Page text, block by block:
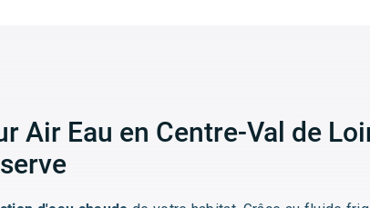
Air Eau en Centre-Val de